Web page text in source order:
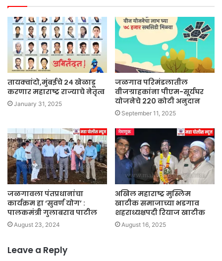
तायक्वांदो,मुंबईचे २४ खेळाडू
करणार महाराष्ट्र राज्याचे नेतृत्व
January 31, 2025
जळगाव परिमंडलातील
वीजग्राहकांना पीएम-सूर्यघर
योजनेचे 220 कोटी अनुदान
September 11, 2025
जळगावला पंतप्रधानांचा
कार्यक्रम हा ‘सुवर्ण योग’ :
पालकमंत्री गुलाबराव पाटील
August 23, 2024
अखिल महाराष्ट्र मुस्लिम
खाटीक समाजाच्या भडगाव
शहराध्यक्षपदी रियाज खाटीक
August 16, 2025
Leave a Reply